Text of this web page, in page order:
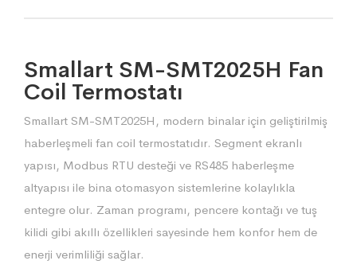
Smallart SM-SMT2025H Fan
Coil Termostatı
Smallart SM-SMT2025H, modern binalar için geliştirilmiş
haberleşmeli fan coil termostatıdır. Segment ekranlı
yapısı, Modbus RTU desteği ve RS485 haberleşme
altyapısı ile bina otomasyon sistemlerine kolaylıkla
entegre olur. Zaman programı, pencere kontağı ve tuş
kilidi gibi akıllı özellikleri sayesinde hem konfor hem de
enerji verimliliği sağlar.